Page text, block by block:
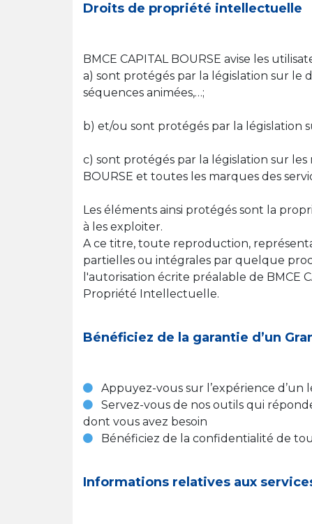
Droits de propriété intellectuelle
BMCE CAPITAL BOURSE avise les
a) sont protégés par la législation sur le
séquences animées,…;
b) et/ou sont protégés par la législation
c) sont protégés par la législation sur les
BOURSE et toutes les marques des
Les éléments ainsi protégés sont la
à les exploiter.
A ce titre, toute reproduction,
partielles ou intégrales par quelque
l'autorisation écrite préalable de BMCE
Propriété Intellectuelle.
Bénéficiez de la garantie d’un
Appuyez-vous sur l’expérience d’un
Servez-vous de nos outils qui
dont vous avez besoin
Bénéficiez de la confidentialité de
Informations relatives aux